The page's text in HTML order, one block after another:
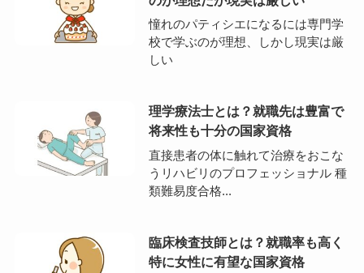
憧れのパティシエになるには専門学
校で学ぶのが理想、しかし現実は厳
しい
理学療法士とは？就職先は豊富で
将来性も十分の国家資格
直接患者の体に触れて治療をおこな
うリハビリのプロフェッショナル 種
類難易度合格...
臨床検査技師とは？就職率も高く
特に女性に有望な国家資格